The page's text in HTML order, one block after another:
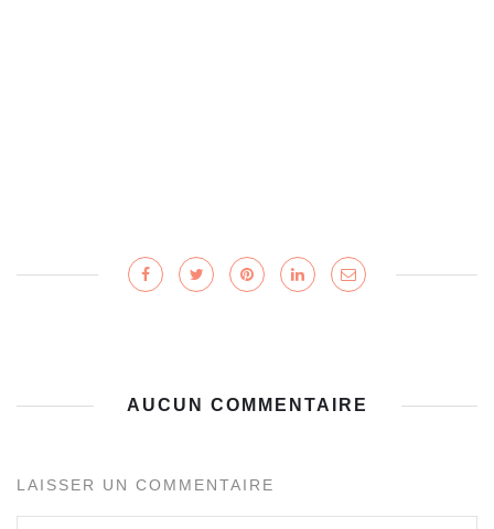
AUCUN COMMENTAIRE
LAISSER UN COMMENTAIRE